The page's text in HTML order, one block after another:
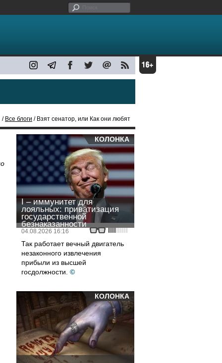
/ Все блоги / Взят сенатор, или Как они любят
КОЛОНКА
I – иммунитет для
лояльных: приватизация
государственной
безнаказанности
04.08.2026 16:16
Так работает вечный двигатель
незаконного извлечения
прибыли из высшей
госдолжности. ©
КОЛОНКА